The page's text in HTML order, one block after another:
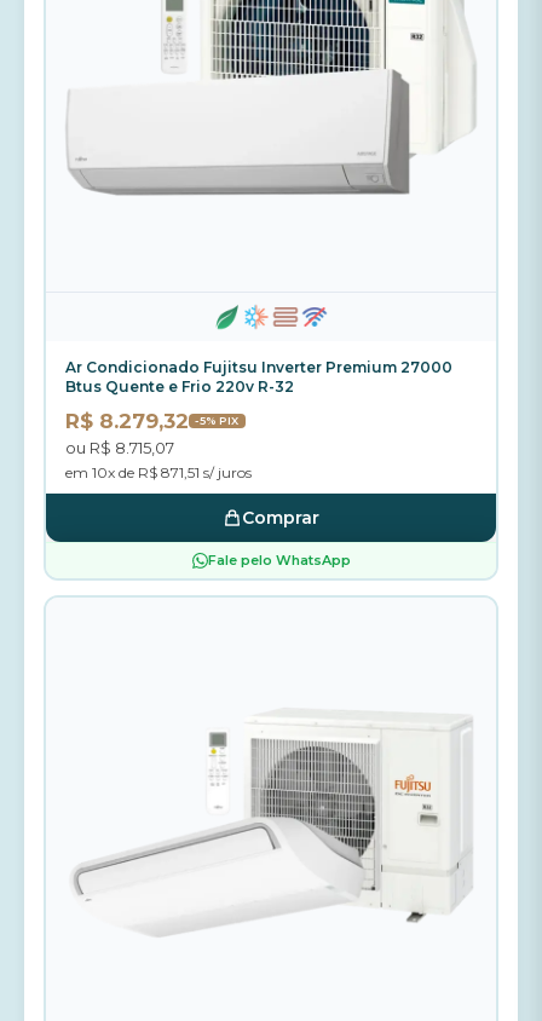
Ar Condicionado Fujitsu Inverter Premium 27000
Btus Quente e Frio 220v R-32
R$ 8.279,32 -5% PIX
ou R$ 8.715,07
em 10x de R$ 871,51 s/ juros
Comprar
Fale pelo WhatsApp